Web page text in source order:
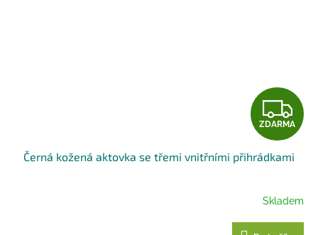
Z
D
A
R
M
ZDARMA
Černá kožená aktovka se třemi vnitřními přihrádkami
Skladem